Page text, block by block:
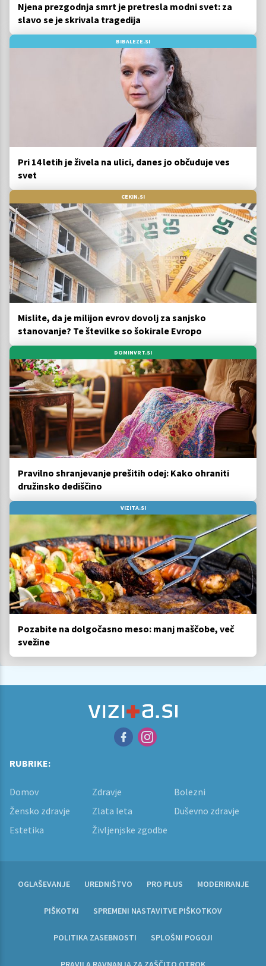
Njena prezgodnja smrt je pretresla modni svet: za
slavo se je skrivala tragedija
BIBALEZE.SI
Pri 14 letih je živela na ulici, danes jo občuduje ves
svet
CEKIN.SI
Mislite, da je milijon evrov dovolj za sanjsko
stanovanje? Te številke so šokirale Evropo
DOMINVRT.SI
Pravilno shranjevanje prešitih odej: Kako ohraniti
družinsko dediščino
VIZITA.SI
Pozabite na dolgočasno meso: manj maščobe, več
svežine
RUBRIKE:
Domov Zdravje
Bolezni
Žensko zdravje
Zlata leta
Duševno zdravje
Estetika
Življenjske zgodbe
OGLAŠEVANJE UREDNIŠTVO PRO PLUS MODERIRANJE
PIŠKOTKI SPREMENI NASTAVITVE PIŠKOTKOV
POLITIKA ZASEBNOSTI SPLOŠNI POGOJI